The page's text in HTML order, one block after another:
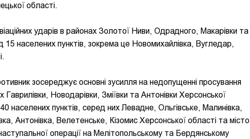
області.
ударів в районах Золотої Ниви, Одрадного, Макарівки та
15 населених пунктів, зокрема це Новомихайлівка, Вугледар,
зосереджує основні зусилля на недопущенні просування
Новодарівки, Зміївки та Антонівки Херсонської
населених пунктів, серед них Левадне, Ольгівське, Малинівка,
Антонівка, Велетенське, Кізомис Херсонської області та місто
операції на Мелітопольському та Бердянському